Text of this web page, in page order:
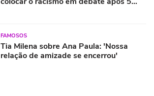
FAMOSOS
Tia Milena sobre Ana Paula: 'Nossa
relação de amizade se encerrou'